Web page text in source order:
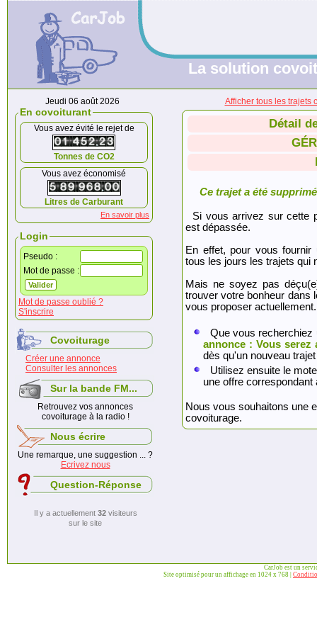
La solution
Jeudi 06 août 2026
En covoiturant
Vous avez évité le rejet de
Tonnes de CO2
Vous avez économisé
Litres de Carburant
En savoir plus
Login
Pseudo :
Mot de passe :
Mot de passe oublié ?
S'inscrire
Covoiturage
Créer une annonce
Consulter les annonces
Sur la bande FM...
Retrouvez vos annonces
covoiturage à la radio !
Nous écrire
Une remarque, une suggestion ... ?
Ecrivez nous
Question-Réponse
Il y a actuellement 32visiteurs
sur le site
Afficher tous les trajets
Détail
Ce trajet a été
Si vous arrivez sur cette
est dépassée.
En effet, pour vous fournir
tous les jours les trajets qui
Mais ne soyez pas
trouver votre bonheur dans
vous proposer actuellement.
Que vous
annonce : Vous serez
dès qu'un nouveau
Utilisez ensuite le
une offre
Nous vous souhaitons une
covoiturage.
CarJob est un
Site optimisé pour un affichage en 1024 x 768 |